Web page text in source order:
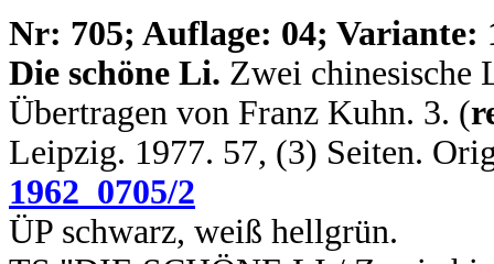
Nr: 705; Auflage: 04; Variante:
Die schöne Li. Zwei chinesische
Übertragen von Franz Kuhn. 3. (
Leipzig. 1977. 57, (3) Seiten.
1962_0705/2
ÜP schwarz, weiß hellgrün.